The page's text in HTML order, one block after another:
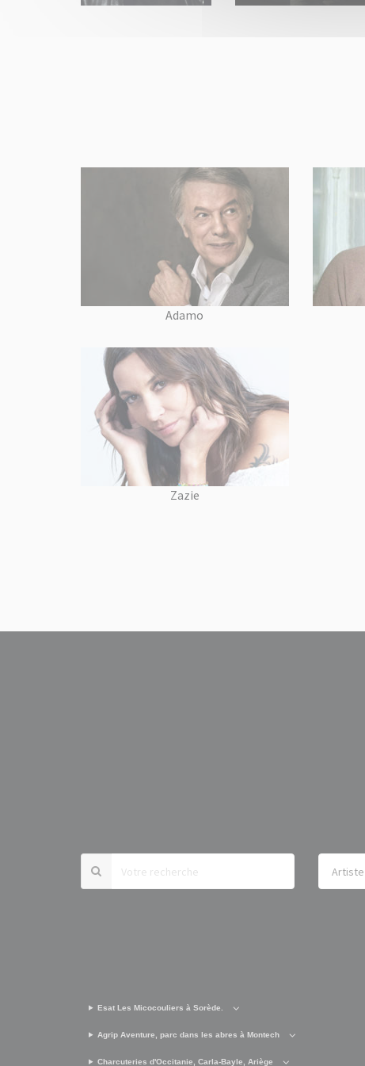
Adamo
Zazie
Esat Les Micocouliers à Sorède.
Agrip Aventure, parc dans les abres à Montech
Charcuteries d'Occitanie, Carla-Bayle, Ariège